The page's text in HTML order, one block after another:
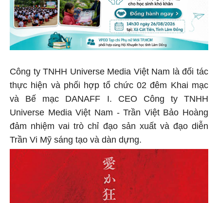
Công ty TNHH Universe Media Việt Nam là đối tác
thực hiện và phối hợp tổ chức 02 đêm Khai mạc
và Bế mạc DANAFF I. CEO Công ty TNHH
Universe Media Việt Nam - Trần Việt Bảo Hoàng
đảm nhiệm vai trò chỉ đạo sản xuất và đạo diễn
Trần Vi Mỹ sáng tạo và dàn dựng.